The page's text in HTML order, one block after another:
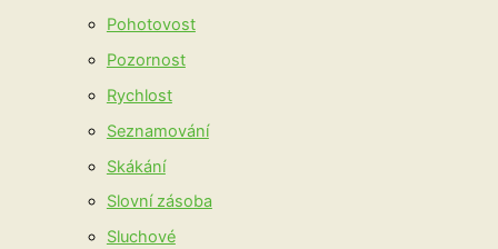
Pohotovost
Pozornost
Rychlost
Seznamování
Skákání
Slovní zásoba
Sluchové